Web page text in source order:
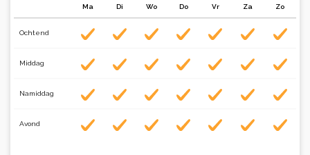
Ma Di Wo Do Vr Za Zo
Ochtend
Middag
Namiddag
Avond